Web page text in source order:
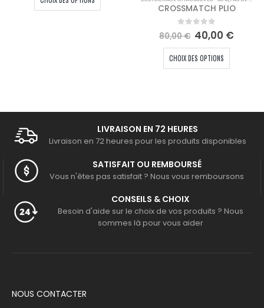
était :
75,00 €. CROSSMATCH PLIO
0 out of 5
80,00€ Le
prix
initial
était :
80,00 €.
40,00 €
CHOIX DES OPTIONS
Ce produit a plusieurs variations. Les options peuvent être choisies sur la page du produit
LIVRAISON EN 72 HEURES
Livraison en 72 heures pour les produits disponibles
SATISFAIT OU REMBOURSÉ
Vous n'êtes pas satisfait ? Nous vous remboursons
CONSEILS & CHOIX
Besoin d'aide sur le choix de vos produits ? Nous
sommes là pour vous aider
NOUS CONTACTER